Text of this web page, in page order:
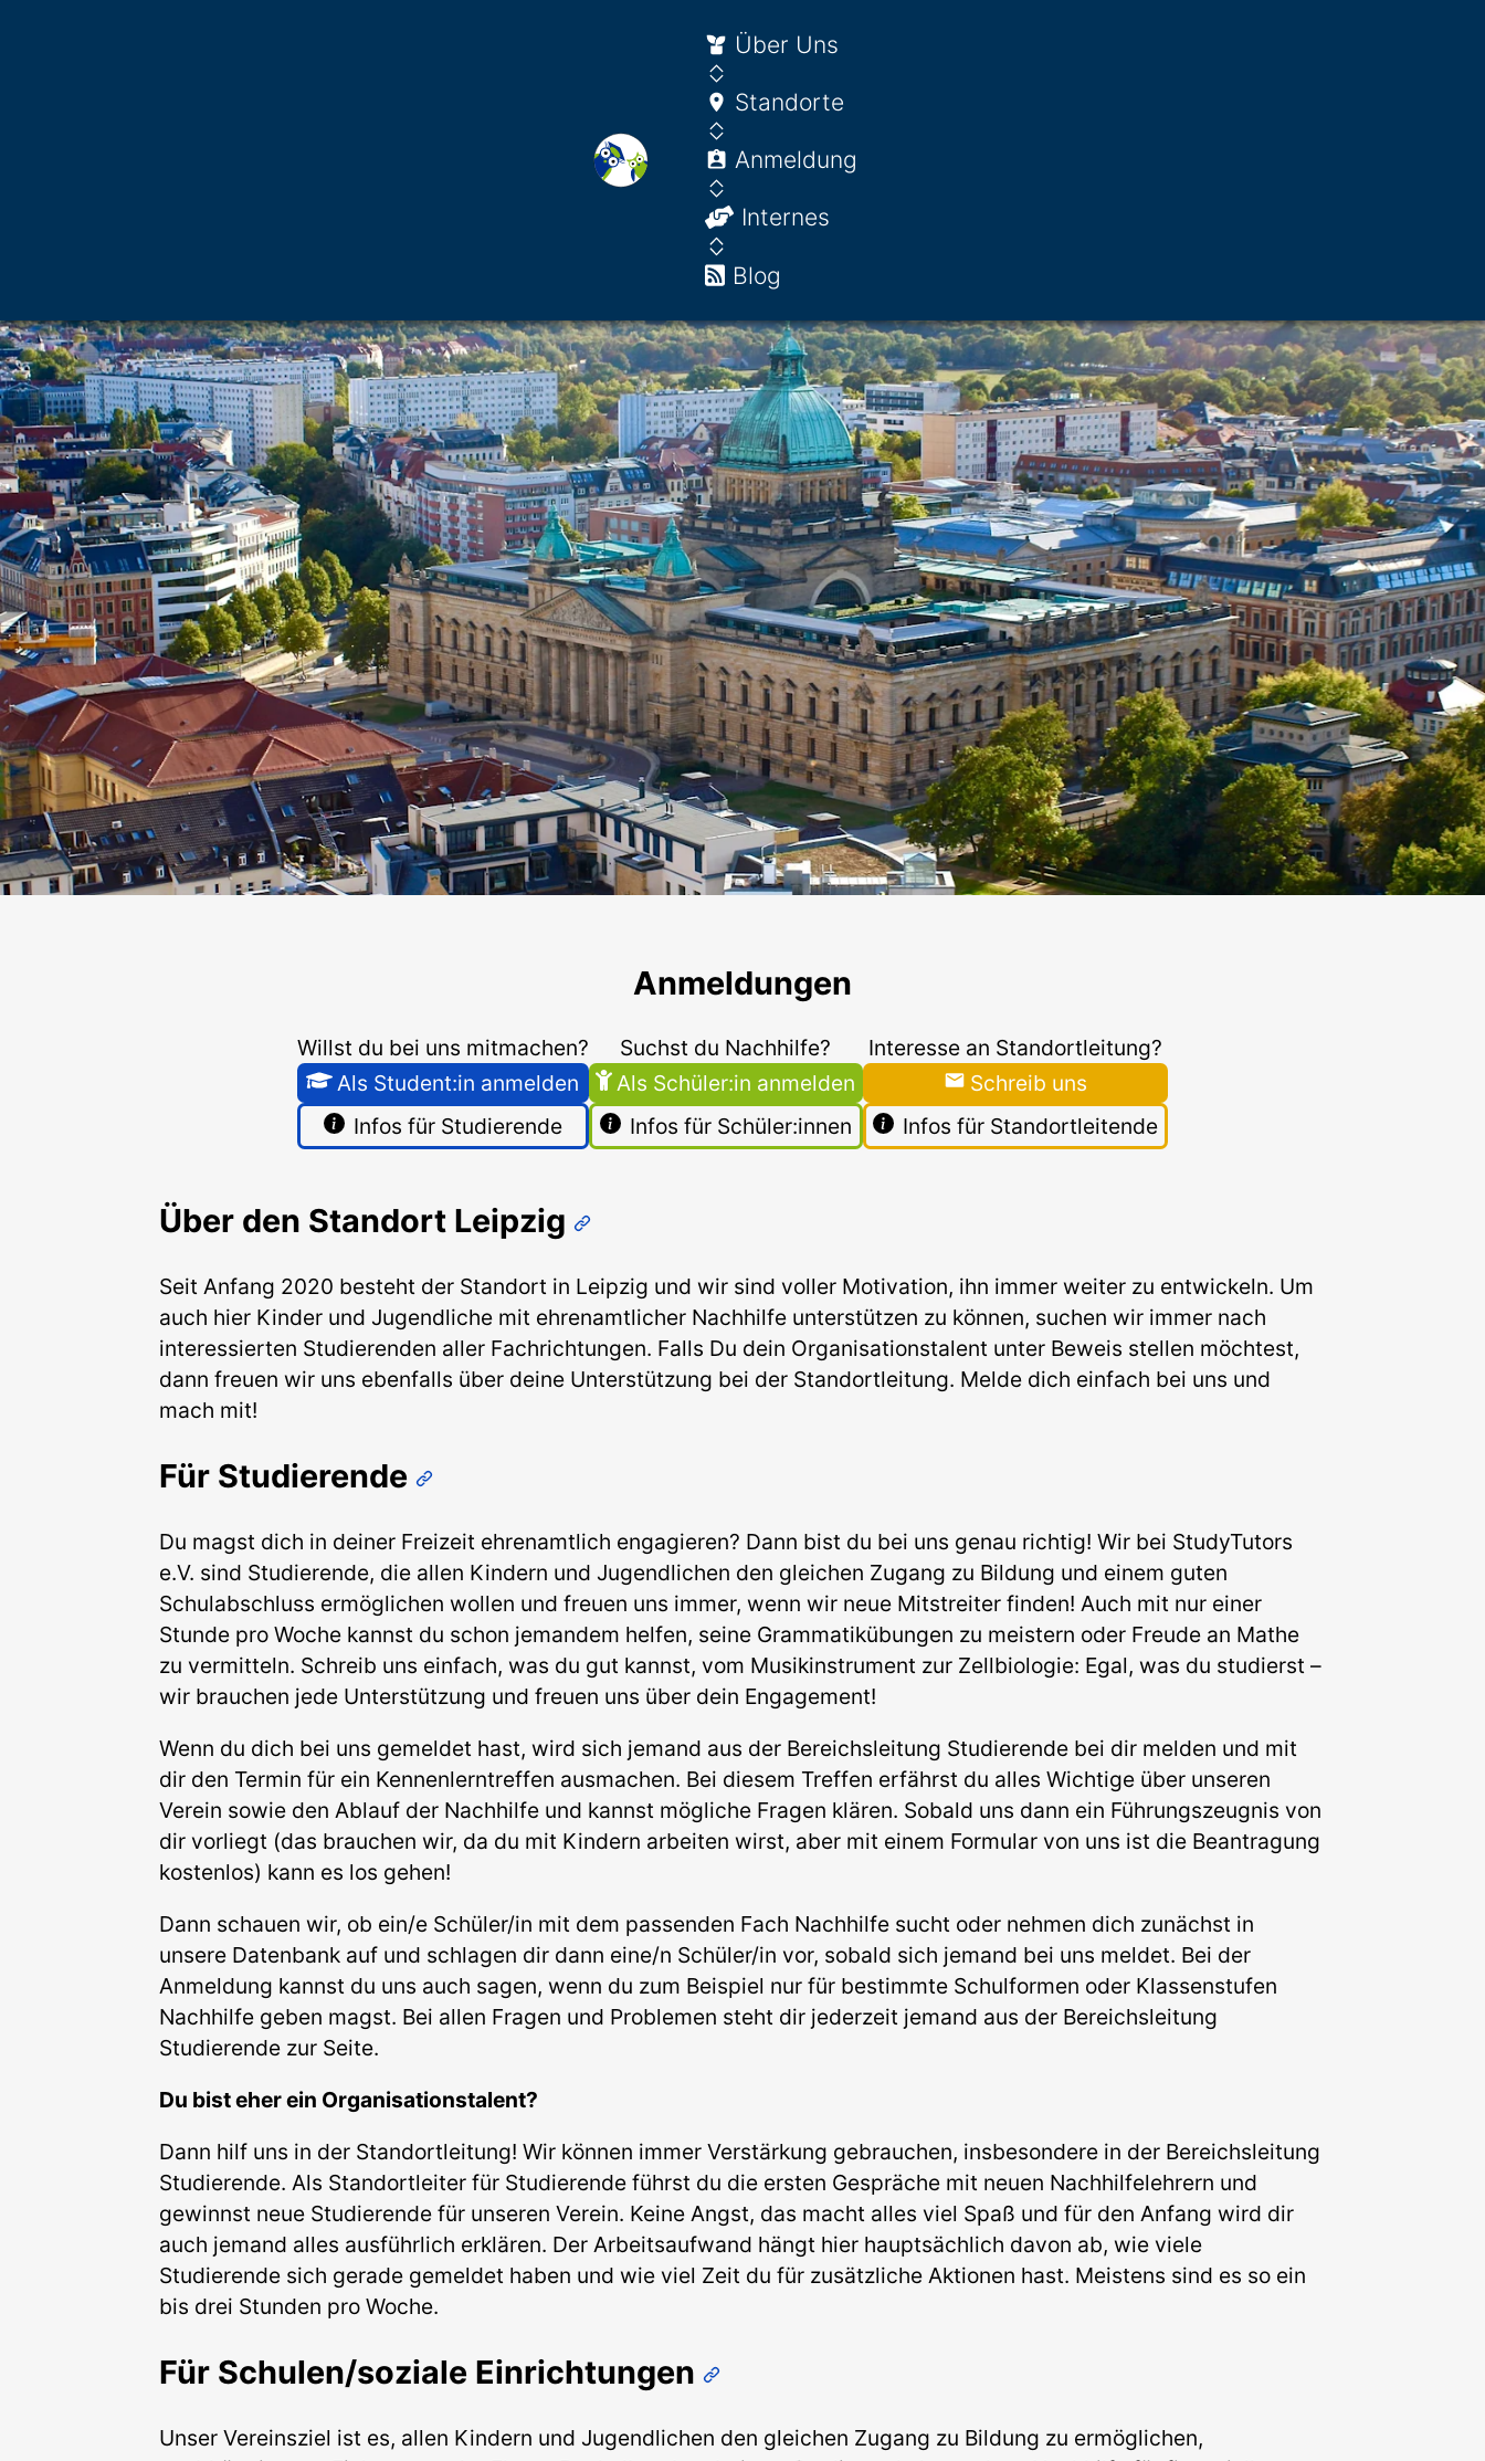
Über Uns
Standorte
Anmeldung
Internes
Blog
Leipzig
Anmeldungen
Willst du bei uns mitmachen?
Als Student:in anmelden
Infos für Studierende
Suchst du Nachhilfe?
Als Schüler:in anmelden
Infos für Schüler:innen
Interesse an Standortleitung?
Schreib uns
Infos für Standortleitende
Über den Standort Leipzig
Seit Anfang 2020 besteht der Standort in Leipzig und wir sind voller Motivation, ihn immer weiter zu entwickeln. Um
auch hier Kinder und Jugendliche mit ehrenamtlicher Nachhilfe unterstützen zu können, suchen wir immer nach
interessierten Studierenden aller Fachrichtungen. Falls Du dein Organisationstalent unter Beweis stellen möchtest,
dann freuen wir uns ebenfalls über deine Unterstützung bei der Standortleitung. Melde dich einfach bei uns und
mach mit!
Für Studierende
Du magst dich in deiner Freizeit ehrenamtlich engagieren? Dann bist du bei uns genau richtig! Wir bei StudyTutors
e.V. sind Studierende, die allen Kindern und Jugendlichen den gleichen Zugang zu Bildung und einem guten
Schulabschluss ermöglichen wollen und freuen uns immer, wenn wir neue Mitstreiter finden! Auch mit nur einer
Stunde pro Woche kannst du schon jemandem helfen, seine Grammatikübungen zu meistern oder Freude an Mathe
zu vermitteln. Schreib uns einfach, was du gut kannst, vom Musikinstrument zur Zellbiologie: Egal, was du studierst –
wir brauchen jede Unterstützung und freuen uns über dein Engagement!
Wenn du dich bei uns gemeldet hast, wird sich jemand aus der Bereichsleitung Studierende bei dir melden und mit
dir den Termin für ein Kennenlerntreffen ausmachen. Bei diesem Treffen erfährst du alles Wichtige über unseren
Verein sowie den Ablauf der Nachhilfe und kannst mögliche Fragen klären. Sobald uns dann ein Führungszeugnis von
dir vorliegt (das brauchen wir, da du mit Kindern arbeiten wirst, aber mit einem Formular von uns ist die Beantragung
kostenlos) kann es los gehen!
Dann schauen wir, ob ein/e Schüler/in mit dem passenden Fach Nachhilfe sucht oder nehmen dich zunächst in
unsere Datenbank auf und schlagen dir dann eine/n Schüler/in vor, sobald sich jemand bei uns meldet. Bei der
Anmeldung kannst du uns auch sagen, wenn du zum Beispiel nur für bestimmte Schulformen oder Klassenstufen
Nachhilfe geben magst. Bei allen Fragen und Problemen steht dir jederzeit jemand aus der Bereichsleitung
Studierende zur Seite.
Du bist eher ein Organisationstalent?
Dann hilf uns in der Standortleitung! Wir können immer Verstärkung gebrauchen, insbesondere in der Bereichsleitung
Studierende. Als Standortleiter für Studierende führst du die ersten Gespräche mit neuen Nachhilfelehrern und
gewinnst neue Studierende für unseren Verein. Keine Angst, das macht alles viel Spaß und für den Anfang wird dir
auch jemand alles ausführlich erklären. Der Arbeitsaufwand hängt hier hauptsächlich davon ab, wie viele
Studierende sich gerade gemeldet haben und wie viel Zeit du für zusätzliche Aktionen hast. Meistens sind es so ein
bis drei Stunden pro Woche.
Für Schulen/soziale Einrichtungen
Unser Vereinsziel ist es, allen Kindern und Jugendlichen den gleichen Zugang zu Bildung zu ermöglichen,